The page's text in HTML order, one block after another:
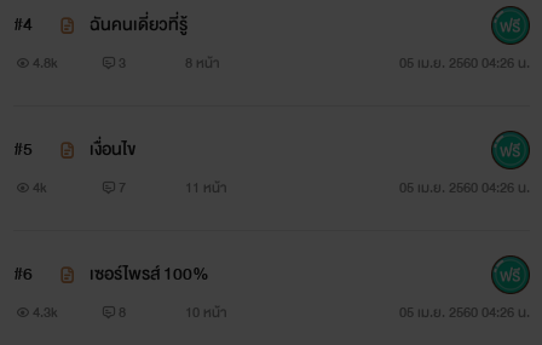
#4 ฉันคนเดี่ยวที่รู้
4.8k 3 8 หน้า 05 เม.ย. 2560 04:26 น.
#5 เงื่อนไข
4k 7 11 หน้า 05 เม.ย. 2560 04:26 น.
#6 เซอร์ไพรส์ 100%
4.3k 8 10 หน้า 05 เม.ย. 2560 04:26 น.